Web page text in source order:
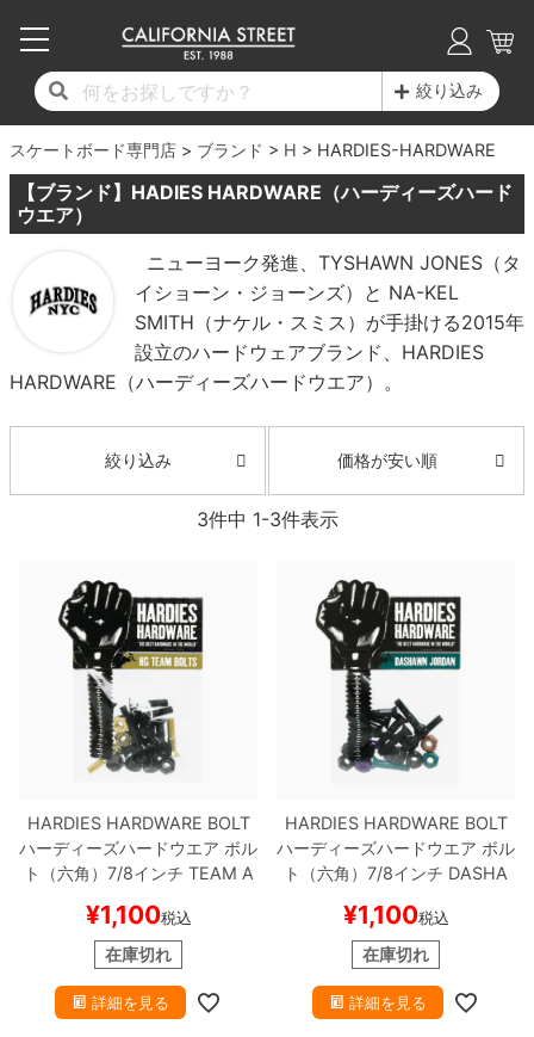
絞り込み
スケートボード専門店 ブランド H HARDIES-HARDWARE
【ブランド】HADIES HARDWARE（ハーディーズハード
ウエア）
ニューヨーク発進、TYSHAWN JONES（タ
イショーン・ジョーンズ）と NA-KEL
SMITH（ナケル・スミス）が手掛ける2015年
設立のハードウェアブランド、HARDIES
HARDWARE（ハーディーズハードウエア）。
絞り込み 価格が安い順
3件中 1-3件表示
HARDIES HARDWARE BOLT
ハーディーズハードウエア ボル
ト（六角）7/8インチ TEAM A
ボード スケボー
¥1,100税込
在庫切れ
詳細を見る
HARDIES HARDWARE BOLT
ハーディーズハードウエア ボル
ト（六角）7/8インチ DASHA
スケートボード スケボ
ー
¥1,100税込
在庫切れ
詳細を見る
17時までのご注文は当日発送！
11,000円以上で送料無料！
毎月1日はポイント5倍！10日と20日は3倍！
コンプリートセット（完成品）
17時までのご注文は当日発送！
11,000円以上で送料無料！
毎月1日はポイント5倍！10日と20日は3倍！
デッキ新着一覧
デッキブランド一覧（全てのデッキ）
サイズからデッキを選ぶ
子供用デッキ
7.0inch以下
7.2inch
7.6inch
7.9inch
8.0inch
8.2inch
8.3inch
8.4inch
8.6inch
17時までのご注文は当日発送！
11,000円以上で送料無料！
毎月1日はポイント5倍！10日と20日は3倍！
トラック新着一覧
トラックブランド一覧（全てのトラック）
適合デッキサイズから選ぶ
7.0inch以下
7.2inch
7.3inch
7.7inch
8.0inch
8.1inch
8.2inch
8.3inch
8.4inch
8.5inch
8.7inch
ウィール
17時までのご注文は当日発送！
11,000円以上で送料無料！
毎月1日はポイント5倍！10日と20日は3倍！
ウィール新着一覧
ウィールブランド一覧（全てのウィール）
ウィールをサイズから選ぶ
50mm
51mm
52mm
55mm
58mm
59mm
63mm
64mm
70mm
スピットファイヤー F4（フォーミュラフォ
ー）
パウエルペラルタ DF（ドラゴンフォーミュ
ラ）
ソフトウィール（クルーザー）
ベアリング
ボルト
パーツ・その他
足回りセット（トラック・ウィールセット）
ヘルメット・パッド
練習用アイテム（初心者におすすめ）
メディア（雑誌・DVD・CD）
17時までのご注文は当日発送！
11,000円以上で送料無料！
毎月1日はポイント5倍！10日と20日は3倍！
シューズ新着一覧
シューズブランド一覧
シューズをサイズから選ぶ
20cm
21cm
22cm
23.5cm
25.5cm
26.5cm
27cm
27.5cm
28.5cm
サンダル
インソール
シューレース・その他
17時までのご注文は当日発送！
11,000円以上で送料無料！
毎月1日はポイント5倍！10日と20日は3倍！
Tシャツ
ロングスリーブTシャツ
ジャケット
パーカー
トレーナー・セーター
ショーツ
長袖ボタンシャツ
7分袖シャツ・ラグラン
半袖シャツ
キャップ
アンダーウエア
サイズの測り方
17時までのご注文は当日発送！
11,000円以上で送料無料！
毎月1日はポイント5倍！10日と20日は3倍！
最新ブログ一覧
17時までのご注文は当日発送！
11,000円以上で送料無料！
毎月1日はポイント5倍！10日と20日は3倍！
初心者の方へ
スタッフおすすめアイテム
ブランド紹介
スケートパーク情報
17時までのご注文は当日発送！
11,000円以上で送料無料！
毎月1日はポイント5倍！10日と20日は3倍！
店舗情報
ショップライダー紹介
スタッフ紹介
カリフォルニアストリートの歴史
プライバシーポリシー
特定商取引法に基づく表記